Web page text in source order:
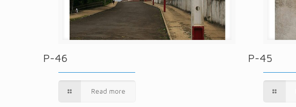
P-46
Read more
P-45